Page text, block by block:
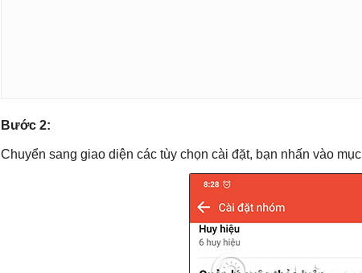
Bước 2:
Chuyển sang giao diện các tùy chọn cài đặt, bạn nhấn vào mục